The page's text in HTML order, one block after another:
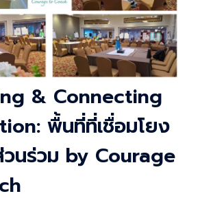
& Connecting
พื้นที่ที่เชื่อมโยง
นร่วม by Courage